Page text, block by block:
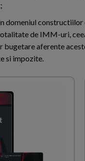
domeniul
de IMM-uri,
bugetare aferente
si impozite.